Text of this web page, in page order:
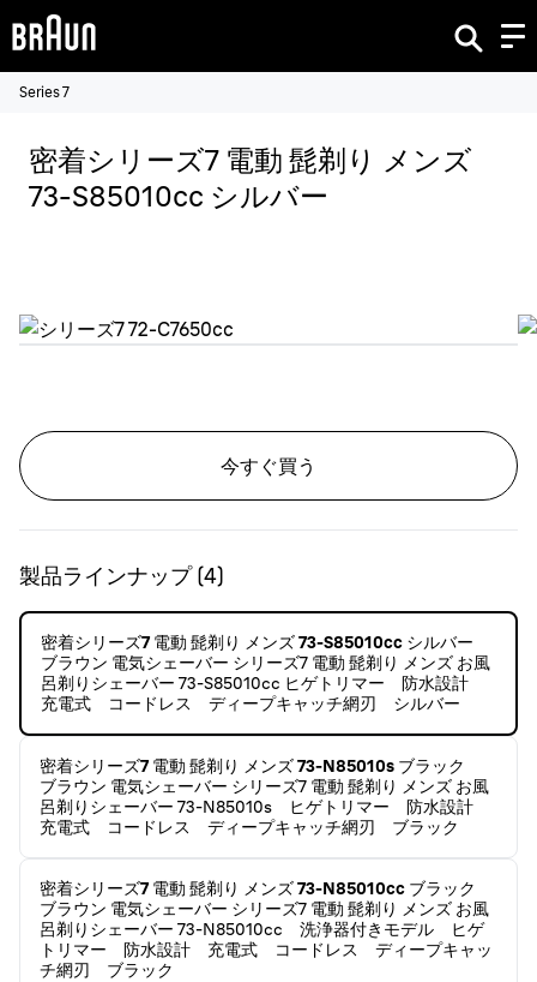
Series 7
密着シリーズ7 電動 髭剃り メンズ
73-S85010cc シルバー
今すぐ買う
製品ラインナップ(4)
密着シリーズ7 電動 髭剃り メンズ 73-S85010cc シルバー
ブラウン 電気シェーバー シリーズ7 電動 髭剃り メンズ お風
呂剃りシェーバー 73-S85010cc ヒゲトリマー 防水設計
充電式 コードレス ディープキャッチ網刃 シルバー
密着シリーズ7 電動 髭剃り メンズ 73-N85010s ブラック
ブラウン 電気シェーバー シリーズ7 電動 髭剃り メンズ お風
呂剃りシェーバー 73-N85010s ヒゲトリマー 防水設計
充電式 コードレス ディープキャッチ網刃 ブラック
密着シリーズ7 電動 髭剃り メンズ 73-N85010cc ブラック
ブラウン 電気シェーバー シリーズ7 電動 髭剃り メンズ お風
呂剃りシェーバー 73-N85010cc 洗浄器付きモデル ヒゲ
トリマー 防水設計 充電式 コードレス ディープキャッ
チ網刃 ブラック